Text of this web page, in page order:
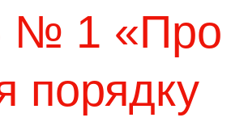
№ 1 «Про
порядку